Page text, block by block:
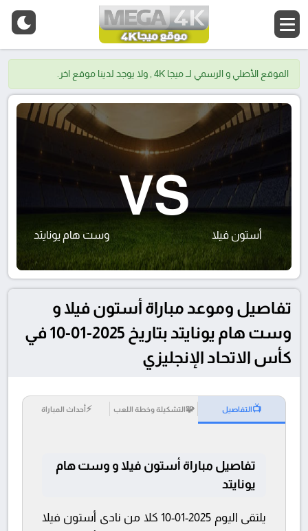
الموقع الأصلي و الرسمي لــ ميجا 4K , ولا يوجد لدينا موقع اخر.
أستون فيلا
VS
وست هام يونايتد
تفاصيل وموعد مباراة أستون فيلا و
وست هام يونايتد بتاريخ 2025-01-10 في
كأس الاتحاد الإنجليزي
📺التفاصيل 🧩التشكيلة وخطة اللعب ⚡أحداث المباراة
تفاصيل مباراة أستون فيلا و وست هام
يونايتد
يلتقى اليوم 2025-01-10 كلا من نادى أستون فيلا